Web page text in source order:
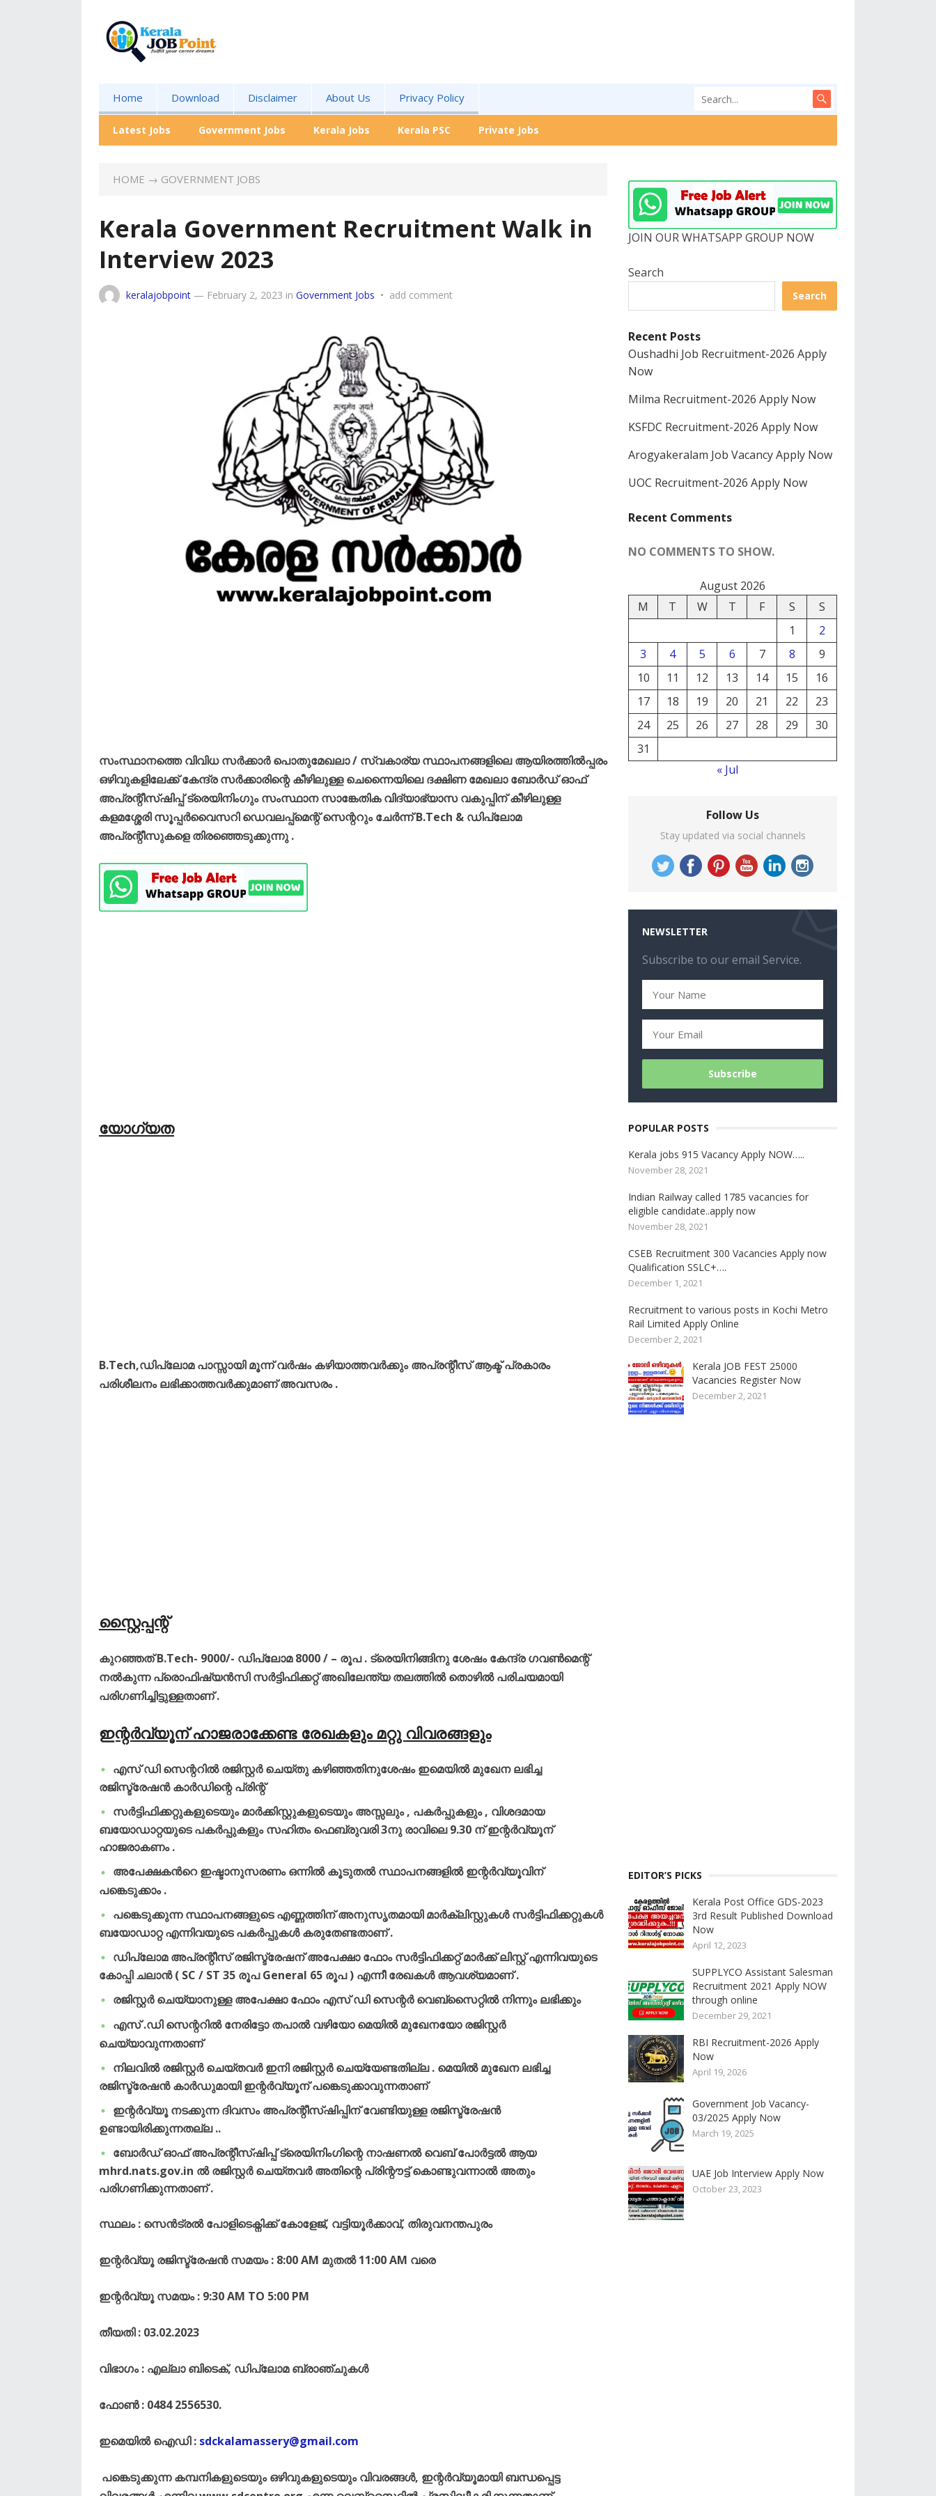
Home Download Disclaimer About Us Privacy Policy
Latest Jobs Government Jobs Kerala Jobs Kerala PSC Private Jobs
HOME → GOVERNMENT JOBS
Kerala Government Recruitment Walk in
Interview 2023
keralajobpoint — February 2, 2023 in Government Jobs • add comment
സംസ്ഥാനത്തെ വിവിധ സർക്കാർ പൊതുമേഖലാ / സ്വകാര്യ സ്ഥാപനങ്ങളിലെ ആയിരത്തിൽപ്പരം
ഒഴിവുകളിലേക്ക് കേന്ദ്ര സർക്കാരിന്റെ കീഴിലുള്ള ചെന്നൈയിലെ ദക്ഷിണ മേഖലാ ബോർഡ് ഓഫ്
അപ്രന്റീസ്ഷിപ്പ് ട്രെയിനിംഗും സംസ്ഥാന സാങ്കേതിക വിദ്യാഭ്യാസ വകുപ്പിന് കീഴിലുള്ള
കളമശ്ശേരി സൂപ്പർവൈസറി ഡെവലപ്പ്മെന്റ് സെന്ററും ചേർന്ന് B.Tech & ഡിപ്ലോമ
അപ്രന്റീസുകളെ തിരഞ്ഞെടുക്കുന്നു .
യോഗ്യത
B.Tech,ഡിപ്ലോമ പാസ്സായി മൂന്ന് വർഷം കഴിയാത്തവർക്കും അപ്രന്റീസ് ആക്ട് പ്രകാരം
പരിശീലനം ലഭിക്കാത്തവർക്കുമാണ് അവസരം .
സ്റ്റൈപ്പന്റ്
കുറഞ്ഞത് B.Tech- 9000/- ഡിപ്ലോമ 8000 / – രൂപ . ട്രെയിനിങ്ങിനു ശേഷം കേന്ദ്ര ഗവൺമെന്റ്
നൽകുന്ന പ്രൊഫിഷ്യൻസി സർട്ടിഫിക്കറ്റ് അഖിലേന്ത്യ തലത്തിൽ തൊഴിൽ പരിചയമായി
പരിഗണിച്ചിട്ടുള്ളതാണ് .
ഇന്റർവ്യൂന് ഹാജരാക്കേണ്ട രേഖകളും മറ്റു വിവരങ്ങളും
എസ് ഡി സെന്ററിൽ രജിസ്റ്റർ ചെയ്തു കഴിഞ്ഞതിനുശേഷം ഇമെയിൽ മുഖേന ലഭിച്ച
രജിസ്ട്രേഷൻ കാർഡിന്റെ പ്രിന്റ്‌
സർട്ടിഫിക്കറ്റുകളുടെയും മാർക്കിസ്റ്റുകളുടെയും അസ്സലും , പകർപ്പുകളും , വിശദമായ
ബയോഡാറ്റയുടെ പകർപ്പുകളും സഹിതം ഫെബ്രുവരി 3നു രാവിലെ 9.30 ന് ഇന്റർവ്യൂന്
ഹാജരാകണം .
അപേക്ഷകൻറെ ഇഷ്ടാനുസരണം ഒന്നിൽ കൂടുതൽ സ്ഥാപനങ്ങളിൽ ഇന്റർവ്യൂവിന്
പങ്കെടുക്കാം .
പങ്കെടുക്കുന്ന സ്ഥാപനങ്ങളുടെ എണ്ണത്തിന് അനുസൃതമായി മാർക്ലിസ്റ്റുകൾ സർട്ടിഫിക്കറ്റുകൾ
ബയോഡാറ്റ എന്നിവയുടെ പകർപ്പുകൾ കരുതേണ്ടതാണ് .
ഡിപ്ലോമ അപ്രന്റീസ് രജിസ്ട്രേഷന് അപേക്ഷാ ഫോം സർട്ടിഫിക്കറ്റ് മാർക്ക് ലിസ്റ്റ് എന്നിവയുടെ
കോപ്പി ചലാൻ ( SC / ST 35 രൂപ General 65 രൂപ ) എന്നീ രേഖകൾ ആവശ്യമാണ് .
രജിസ്റ്റർ ചെയ്യാനുള്ള അപേക്ഷാ ഫോം എസ് ഡി സെന്റർ വെബ്സൈറ്റിൽ നിന്നും ലഭിക്കും
എസ് .ഡി സെന്ററിൽ നേരിട്ടോ തപാൽ വഴിയോ മെയിൽ മുഖേനയോ രജിസ്റ്റർ
ചെയ്യാവുന്നതാണ്
നിലവിൽ രജിസ്റ്റർ ചെയ്തവർ ഇനി രജിസ്റ്റർ ചെയ്യേണ്ടതില്ല . മെയിൽ മുഖേന ലഭിച്ച
രജിസ്ട്രേഷൻ കാർഡുമായി ഇന്റർവ്യൂന് പങ്കെടുക്കാവുന്നതാണ്
ഇന്റർവ്യൂ നടക്കുന്ന ദിവസം അപ്രന്റീസ്ഷിപ്പിന് വേണ്ടിയുള്ള രജിസ്ട്രേഷൻ
ഉണ്ടായിരിക്കുന്നതല്ല ..
ബോർഡ് ഓഫ് അപ്രന്റീസ്ഷിപ്പ് ട്രെയിനിംഗിന്റെ നാഷണൽ വെബ് പോർട്ടൽ ആയ
mhrd.nats.gov.in ൽ രജിസ്റ്റർ ചെയ്തവർ അതിന്റെ പ്രിന്റൗട്ട് കൊണ്ടുവന്നാൽ അതും
പരിഗണിക്കുന്നതാണ് .
സ്ഥലം : സെൻട്രൽ പോളിടെക്നിക്ക് കോളേജ്, വട്ടിയൂർക്കാവ്, തിരുവനന്തപുരം
ഇന്റർവ്യൂ രജിസ്ട്രേഷൻ സമയം : 8:00 AM മുതൽ 11:00 AM വരെ
ഇന്റർവ്യൂ സമയം : 9:30 AM TO 5:00 PM
തീയതി : 03.02.2023
വിഭാഗം : എല്ലാ ബിടെക്, ഡിപ്ലോമ ബ്രാഞ്ചുകൾ
ഫോൺ : 0484 2556530.
ഇമെയിൽ ഐഡി : sdckalamassery@gmail.com
പങ്കെടുക്കുന്ന കമ്പനികളുടെയും ഒഴിവുകളുടെയും വിവരങ്ങൾ, ഇന്റർവ്യൂമായി ബന്ധപ്പെട്ട
JOIN OUR WHATSAPP GROUP NOW
Search
Search
Recent Posts
Oushadhi Job Recruitment-2026 Apply
Now
Milma Recruitment-2026 Apply Now
KSFDC Recruitment-2026 Apply Now
Arogyakeralam Job Vacancy Apply Now
UOC Recruitment-2026 Apply Now
Recent Comments
NO COMMENTS TO SHOW.
August 2026
M
T W T F S
S
1
2
3
4 5 6 7 8
9
10
11 12 13 14 15
16
17
18 19 20 21 22
23
24
25 26 27 28 29
30
31
« Jul
Follow Us
Stay updated via social channels
NEWSLETTER
Subscribe to our email Service.
POPULAR POSTS
Kerala jobs 915 Vacancy Apply NOW…..
November 28, 2021
Indian Railway called 1785 vacancies for
eligible candidate..apply now
November 28, 2021
CSEB Recruitment 300 Vacancies Apply now
Qualification SSLC+….
December 1, 2021
Recruitment to various posts in Kochi Metro
Rail Limited Apply Online
December 2, 2021
Kerala JOB FEST 25000
Vacancies Register Now
December 2, 2021
EDITOR’S PICKS
Kerala Post Office GDS-2023
3rd Result Published Download
Now
April 12, 2023
SUPPLYCO Assistant Salesman
Recruitment 2021 Apply NOW
through online
December 29, 2021
RBI Recruitment-2026 Apply
Now
April 19, 2026
Government Job Vacancy-
03/2025 Apply Now
March 19, 2025
UAE Job Interview Apply Now
October 23, 2023